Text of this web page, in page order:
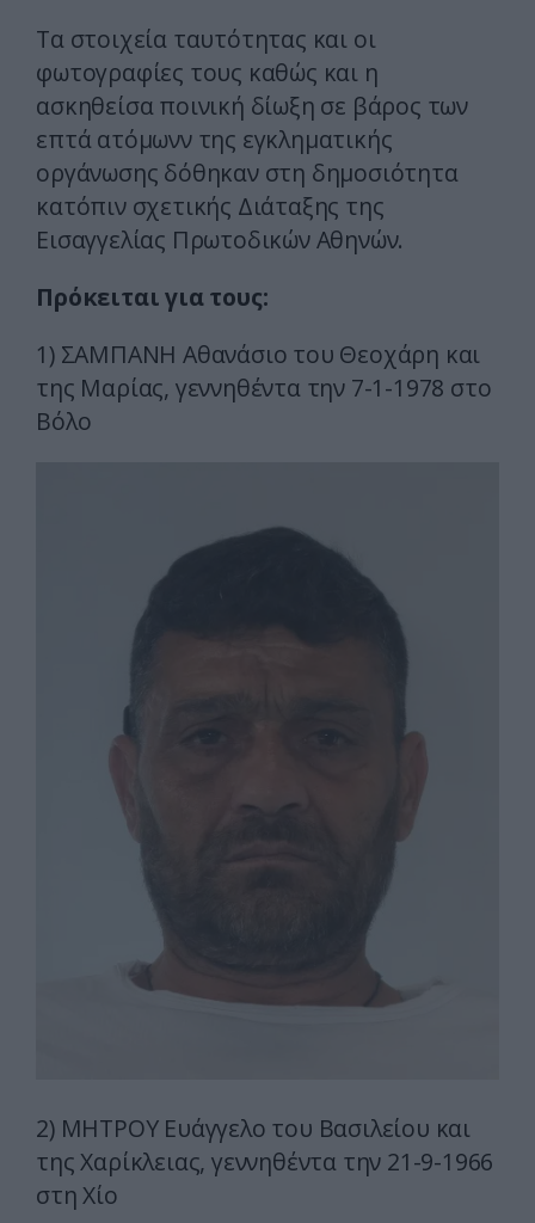
Τα στοιχεία ταυτότητας και οι
φωτογραφίες τους καθώς και η
ασκηθείσα ποινική δίωξη σε βάρος των
επτά ατόμωνν της εγκληματικής
οργάνωσης δόθηκαν στη δημοσιότητα
κατόπιν σχετικής Διάταξης της
Εισαγγελίας Πρωτοδικών Αθηνών.
Πρόκειται για τους:
1) ΣΑΜΠΑΝΗ Αθανάσιο του Θεοχάρη και
της Μαρίας, γεννηθέντα την 7-1-1978 στο
Βόλο
2) ΜΗΤΡΟΥ Ευάγγελο του Βασιλείου και
της Χαρίκλειας, γεννηθέντα την 21-9-1966
στη Χίο